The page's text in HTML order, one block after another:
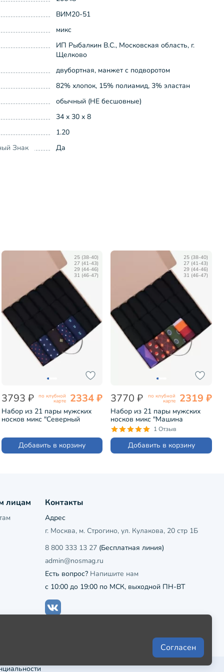
ВИМ20-51
микс
ИП Рыбалкин В.С., Московская область, г.
Щелково
двубортная, манжет с подворотом
82% хлопок, 15% полиамид, 3% эластан
обычный (НЕ бесшовные)
34 x 30 x 8
1.20
Знак
Да
25 (38-40)
27 (41-43)
29 (44-46)
31 (46-47)
3793 ₽ по клубной
карте 2334 ₽
Набор из 21 пары мужских
носков микс "Северный
Добавить в корзину
25 (38-40)
27 (41-43)
29 (44-46)
31 (46-47)
3770 ₽ по клубной
карте 2319 ₽
Набор из 21 пары мужских
носков микс "Машина
времени" (НС-21-201)
1 Отзыв
Добавить в корзину
лицам Контакты
Адрес
г. Москва, м. Строгино, ул. Кулакова, 20 стр 1Б
8 800 333 13 27(Бесплатная линия)
admin@nosmag.ru
Есть вопрос? Напишите нам
с 10:00 до 19:00 по МСК, выходной ПН-ВТ
Согласен